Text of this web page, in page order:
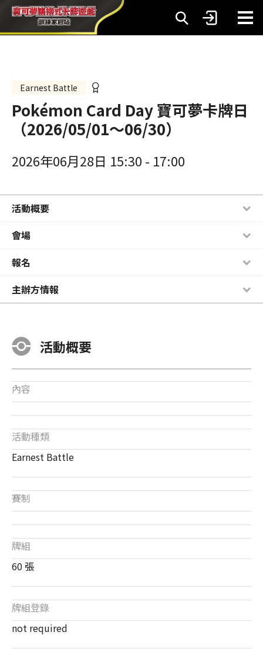
Earnest Battle
Pokémon Card Day 寶可夢卡牌日
（2026/05/01～06/30）
2026年06月28日 15:30 - 17:00
活動概要
會場
報名
主辦方情報
活動概要
內容
活動種類
Earnest Battle
賽制
牌組
60 張
牌組登錄
not required